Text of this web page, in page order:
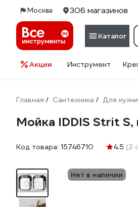
Москва 306 магазинов
Каталог
Акции Инструмент
Главная / Сантехника / Для кухни
Мойка IDDIS Strit S,
Код товара: 15746710 4.5 (2
Нет в наличии